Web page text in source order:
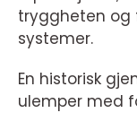
tryggheten og
systemer.
En historisk
ulemper med